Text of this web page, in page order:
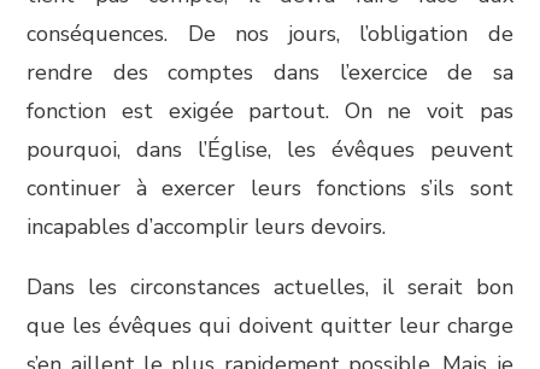
conséquences. De nos jours, l’obligation de
rendre des comptes dans l’exercice de sa
fonction est exigée partout. On ne voit pas
pourquoi, dans l’Église, les évêques peuvent
continuer à exercer leurs fonctions s’ils sont
incapables d’accomplir leurs devoirs.
Dans les circonstances actuelles, il serait bon
que les évêques qui doivent quitter leur charge